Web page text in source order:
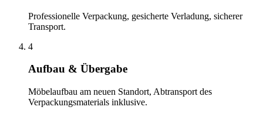
Professionelle Verpackung, gesicherte Verladung, sicherer
Transport.
4
Aufbau & Übergabe
Möbelaufbau am neuen Standort, Abtransport des
Verpackungsmaterials inklusive.